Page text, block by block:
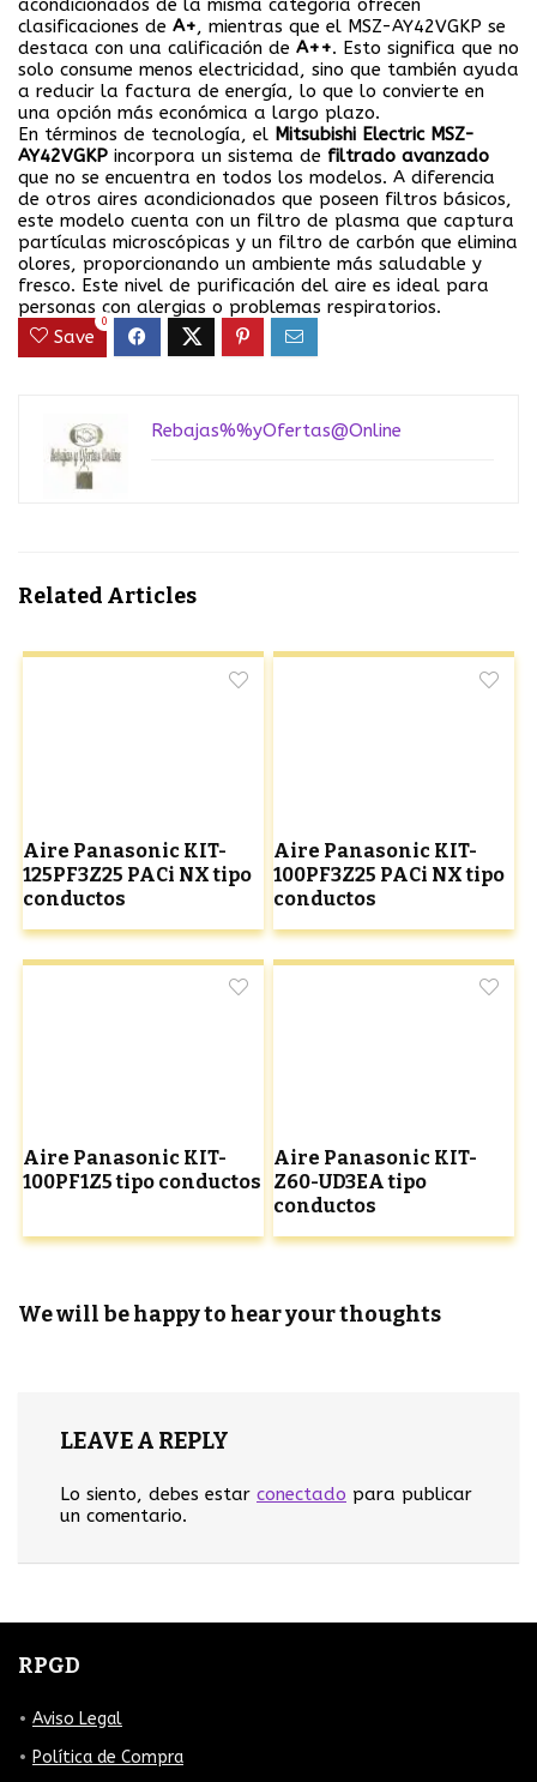
acondicionados de la misma categoría ofrecen
clasificaciones de A+, mientras que el MSZ-AY42VGKP se
destaca con una calificación de A++. Esto significa que no
solo consume menos electricidad, sino que también ayuda
a reducir la factura de energía, lo que lo convierte en
una opción más económica a largo plazo.
En términos de tecnología, el Mitsubishi Electric MSZ-
AY42VGKP incorpora un sistema de filtrado avanzado
que no se encuentra en todos los modelos. A diferencia
de otros aires acondicionados que poseen filtros básicos,
este modelo cuenta con un filtro de plasma que captura
partículas microscópicas y un filtro de carbón que elimina
olores, proporcionando un ambiente más saludable y
fresco. Este nivel de purificación del aire es ideal para
personas con alergias o problemas respiratorios.
Save
0
Rebajas%%yOfertas@Online
Related Articles
Aire Panasonic KIT-
125PF3Z25 PACi NX tipo
conductos
Aire Panasonic KIT-
100PF3Z25 PACi NX tipo
conductos
Aire Panasonic KIT-
100PF1Z5 tipo conductos
Aire Panasonic KIT-
Z60-UD3EA tipo
conductos
We will be happy to hear your thoughts
LEAVE A REPLY
Lo siento, debes estar conectado para publicar
un comentario.
RPGD
Aviso Legal
Política de Compra